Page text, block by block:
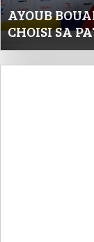
AYOUB
CHOISI SA